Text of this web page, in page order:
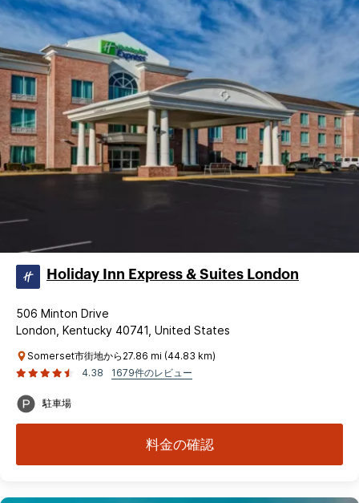
Holiday Inn Express & Suites London
506 Minton Drive
London, Kentucky 40741, United States
Somerset市街地から27.86 mi (44.83 km)
4.38
1679件のレビュー
駐車場
料金の確認